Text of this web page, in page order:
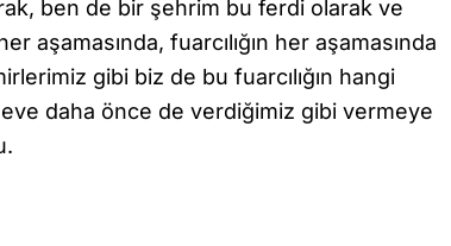
ben de bir şehrim bu ferdi olarak ve
aşamasında, fuarcılığın her aşamasında
gibi biz de bu fuarcılığın hangi
daha önce de verdiğimiz gibi vermeye